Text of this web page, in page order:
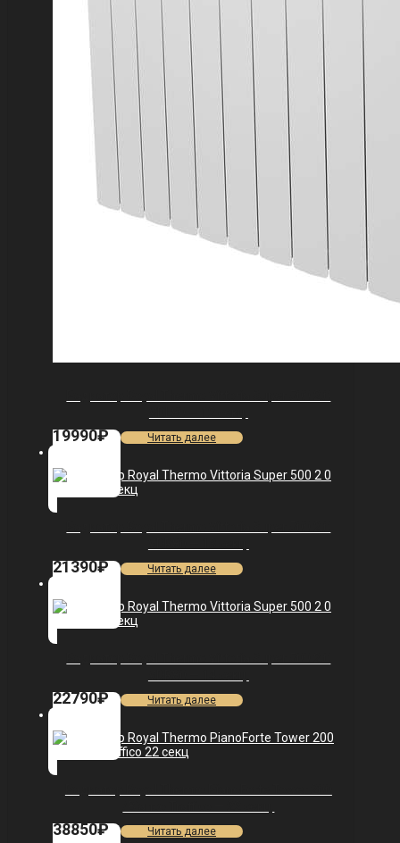
19990₽ Читать далее
21390₽ Читать далее
22790₽ Читать далее
38850₽ Читать далее